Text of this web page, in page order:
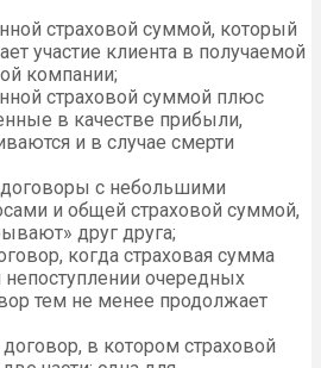
страховой суммой, который
участие клиента в получаемой
компании;
страховой суммой плюс
в качестве прибыли,
и в случае смерти
с небольшими
и общей страховой суммой,
друг друга;
когда страховая сумма
очередных
тем не менее продолжает
в котором страховой